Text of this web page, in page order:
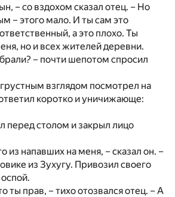
– со вздохом сказал отец. – Но
– этого мало. И ты сам это
а это плохо. Ты
но и всех жителей деревни.
– почти шепотом спросил
взглядом посмотрел на
коротко и уничижающе:
перед столом и закрыл лицо
из напавших на меня, – сказал он. –
из Зухугу. Привозил своего
ты прав, – тихо отозвался отец. – А